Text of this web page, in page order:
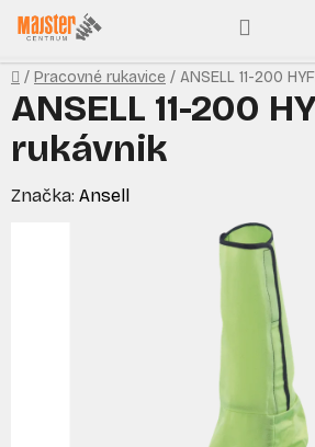
Prejsť
na
obsah
Domov
/ Pracovné rukavice / ANSELL 11-200
ANSELL 11-200
rukávnik
Značka: Ansell